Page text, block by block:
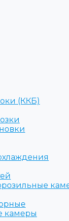
(ККБ)
камеры